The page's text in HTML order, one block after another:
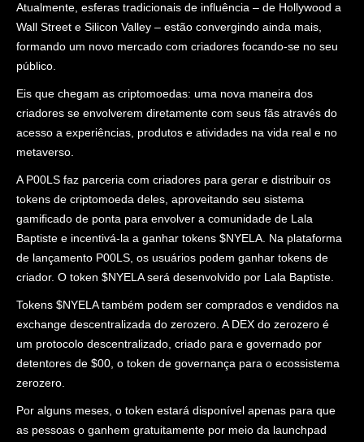
Atualmente, esferas tradicionais de influência – de Hollywood a
Wall Street e Silicon Valley – estão convergindo ainda mais,
formando um novo mercado com criadores focando-se no seu
público.
Eis que chegam as criptomoedas: uma nova maneira dos
criadores se envolverem diretamente com seus fãs através do
acesso a experiências, produtos e atividades na vida real e no
metaverso.
A P00LS faz parceria com criadores para gerar e distribuir os
tokens de criptomoeda deles, aproveitando seu sistema
gamificado de ponta para envolver a comunidade de Lala
Baptiste e incentivá-la a ganhar tokens $NYELA. Na plataforma
de lançamento P00LS, os usuários podem ganhar tokens de
criador. O token $NYELA será desenvolvido por Lala Baptiste.
Tokens $NYELA também podem ser comprados e vendidos na
exchange descentralizada do zerozero. A DEX do zerozero é
um protocolo descentralizado, criado para e governado por
detentores de $00, o token de governança para o ecossistema
zerozero.
Por alguns meses, o token estará disponível apenas para que
as pessoas o ganhem gratuitamente por meio da launchpad